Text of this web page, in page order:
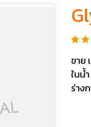
ขาย
ในน้
ร่าง